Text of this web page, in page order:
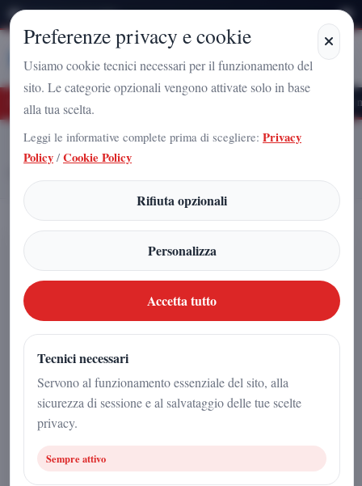
Domenica 9 Agosto 2026
StampaCampania
Nazionale a Caserta: l'uomo che sta costruendo il radicamento del
Home
Articoli
BRUNO ESPOSITO TRA I PROTAGONISTI DELLA DESTRA
CAMPANA
BRUNO ESPOSITO TRA I
PROTAGONISTI DELLA DESTRA
CAMPANA
25 aprile 2026
2min | Politica
Preferenze privacy e cookie
Usiamo cookie tecnici necessari per il funzionamento del
sito. Le categorie opzionali vengono attivate solo in base
alla tua scelta.
Leggi le informative complete prima di scegliere: Privacy
Policy / Cookie Policy
Rifiuta opzionali
Personalizza
Accetta tutto
Tecnici necessari
Servono al funzionamento essenziale del sito, alla
sicurezza di sessione e al salvataggio delle tue scelte
privacy.
Sempre attivo